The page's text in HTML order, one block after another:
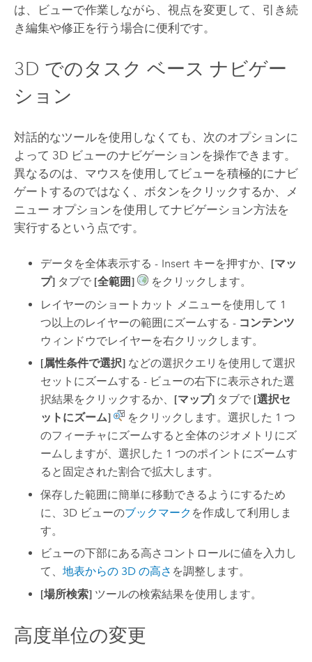
は、ビューで作業しながら、視点を変更して、引き続
き編集や修正を行う場合に便利です。
3D でのタスク ベース ナビゲー
ション
対話的なツールを使用しなくても、次のオプションに
よって 3D ビューのナビゲーションを操作できます。
異なるのは、マウスを使用してビューを積極的にナビ
ゲートするのではなく、ボタンをクリックするか、メ
ニュー オプションを使用してナビゲーション方法を
実行するという点です。
データを全体表示する - Insert キーを押すか、 [マッ
プ] タブで [全範囲]
をクリックします。
レイヤーのショートカット メニューを使用して 1
つ以上のレイヤーの範囲にズームする - コンテンツ
ウィンドウでレイヤーを右クリックします。
[属性条件で選択] などの選択クエリを使用して選択
セットにズームする - ビューの右下に表示された選
択結果をクリックするか、 [マップ] タブで [選択セ
ットにズーム]
をクリックします。選択した 1 つ
のフィーチャにズームすると全体のジオメトリにズ
ームしますが、選択した 1 つのポイントにズームす
ると固定された割合で拡大します。
保存した範囲に簡単に移動できるようにするため
に、3D ビューのブックマーク を作成して利用しま
す。
ビューの下部にある高さコントロールに値を入力し
て、地表からの 3D の高さ を調整します。
[場所検索] ツールの検索結果を使用します。
高度単位の変更